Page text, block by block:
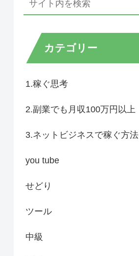
カテゴリー
1.稼ぐ思考
2.副業でも月収100万円以上
3.ネットビジネスで稼ぐ方法
you tube
せどり
ツール
中級